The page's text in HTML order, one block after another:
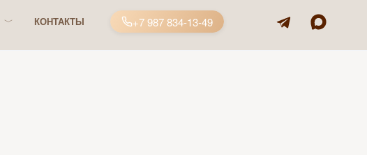
КОНТАКТЫ +7 987 834-13-49